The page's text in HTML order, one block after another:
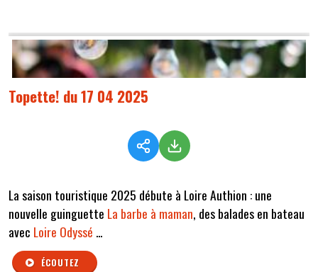
Topette! du 17 04 2025
La saison touristique 2025 débute à Loire Authion : une
nouvelle guinguette La barbe à maman, des balades en bateau
avec Loire Odyssé ...
ÉCOUTEZ